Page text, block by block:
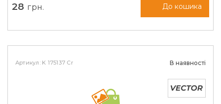
28 грн. До кошика
Артикул: K 175137 Cr В наявності